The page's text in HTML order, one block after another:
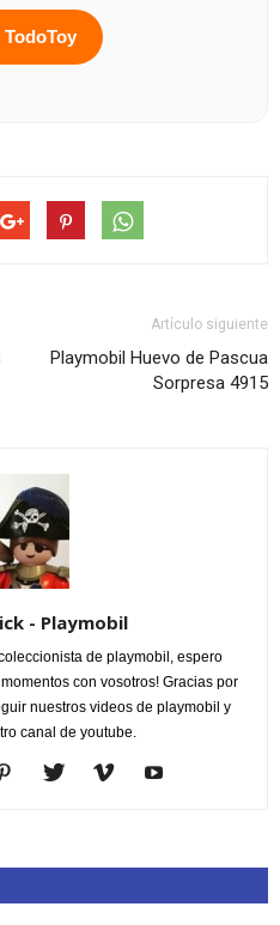
TodoToy
Artículo siguiente
Playmobil Huevo de Pascua
Sorpresa 4915
- Playmobil
de playmobil, espero
con vosotros! Gracias por
nuestros videos de playmobil y
canal de youtube.